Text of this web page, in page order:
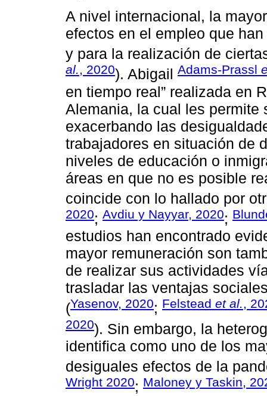
A nivel internacional, la
efectos en el empleo que
y para la realización de
al., 2020). Abigail Adams-Prassl
en tiempo real” realizada en
Alemania, la cual les permite
exacerbando las
trabajadores en situación de
niveles de educación o
áreas en que no es posible
coincide con lo hallado por
2020; Avdiu y Nayyar, 2020;
estudios han encontrado
mayor remuneración son
de realizar sus actividades
trasladar las ventajas
(Yasenov, 2020; Felstead et al.,
2020). Sin embargo, la
identifica como uno de los
desiguales efectos de la
Wright 2020; Maloney y Taskin,